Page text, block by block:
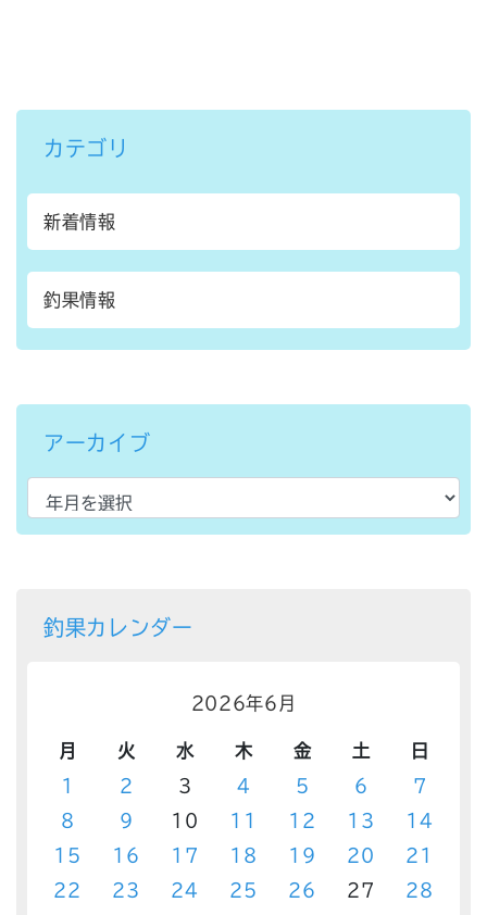
カテゴリ
新着情報
釣果情報
アーカイブ
釣果カレンダー
2026年6月
月 火 水 木 金 土
日
1
2 3 4 5 6
7
8
9 10 11 12 13
14
15
16 17 18 19 20
21
22
23 24 25 26 27
28